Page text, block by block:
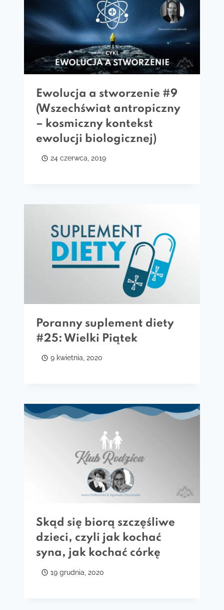
Ewolucja a stworzenie #9
(Wszechświat antropiczny
– kosmiczny kontekst
ewolucji biologicznej)
24 czerwca, 2019
Poranny suplement diety
#25: Wielki Piątek
9 kwietnia, 2020
Skąd się biorą szczęśliwe
dzieci, czyli jak kochać
syna, jak kochać córkę
19 grudnia, 2020